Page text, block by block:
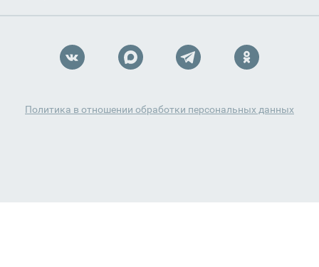
Политика в отношении обработки персональных данных